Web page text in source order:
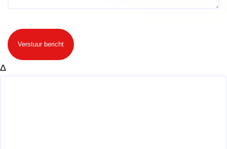
Verstuur bericht
Δ